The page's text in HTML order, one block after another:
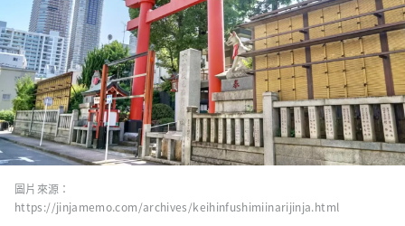
圖片來源：
https://jinjamemo.com/archives/keihinfushimiinarijinja.html